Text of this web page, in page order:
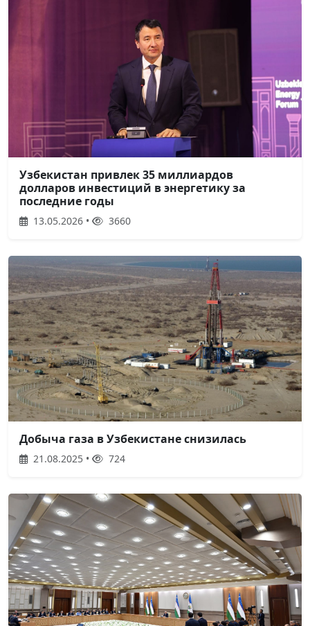
Узбекистан привлек 35 миллиардов
долларов инвестиций в энергетику за
последние годы
13.05.2026 • 3660
Добыча газа в Узбекистане снизилась
21.08.2025 • 724